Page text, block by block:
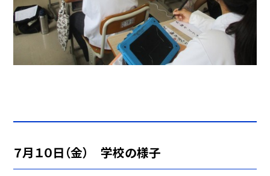
７月１０日（金） 学校の様子